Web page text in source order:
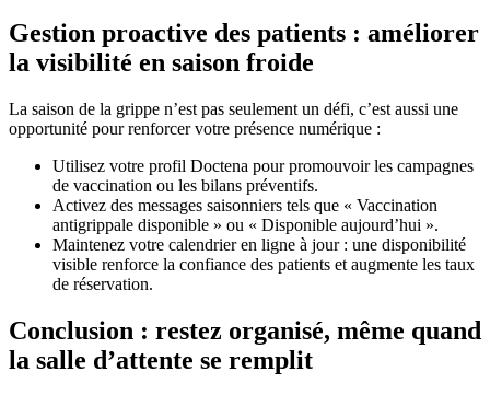
Gestion proactive des patients : améliorer
la visibilité en saison froide
La saison de la grippe n’est pas seulement un défi, c’est aussi une
opportunité pour renforcer votre présence numérique :
Utilisez votre profil Doctena pour promouvoir les campagnes
de vaccination ou les bilans préventifs.
Activez des messages saisonniers tels que « Vaccination
antigrippale disponible » ou « Disponible aujourd’hui ».
Maintenez votre calendrier en ligne à jour : une disponibilité
visible renforce la confiance des patients et augmente les taux
de réservation.
Conclusion : restez organisé, même quand
la salle d’attente se remplit